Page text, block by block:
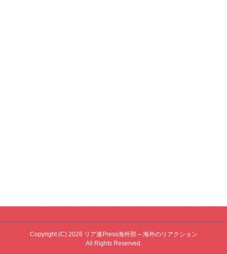
Copyright (C) 2026 リア速Press海外部 – 海外のリアクション
All Rights Reserved.